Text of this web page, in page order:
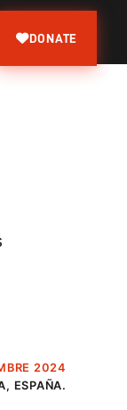
DONATE
2024
ESPAÑA.